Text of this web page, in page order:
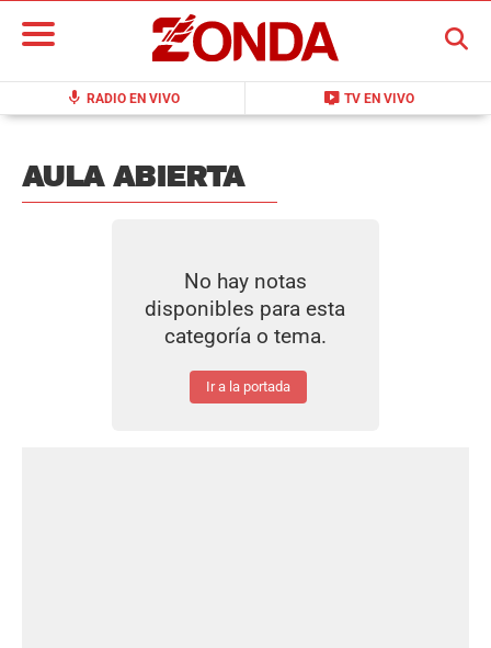
mic RADIO EN VIVO live_tv TV EN VIVO
BUSCAR
AULA ABIERTA
No hay notas
disponibles para esta
categoría o tema.
Ir a la portada